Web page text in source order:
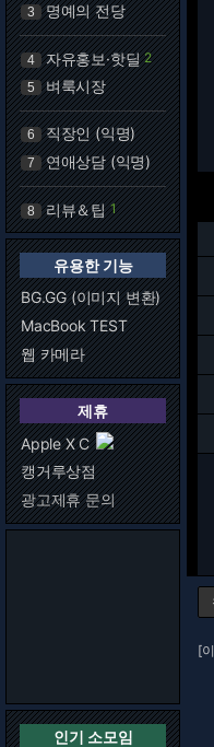
3 명예의 전당
4 자유홍보·핫딜 2
5 벼룩시장
6 직장인 (익명)
7 연애상담 (익명)
8 리뷰＆팁 1
유용한 기능
BG.GG (이미지 변환)
MacBook TEST
웹 카메라
제휴
Apple X C
캥거루상점
광고제휴 문의
인기 소모임
[